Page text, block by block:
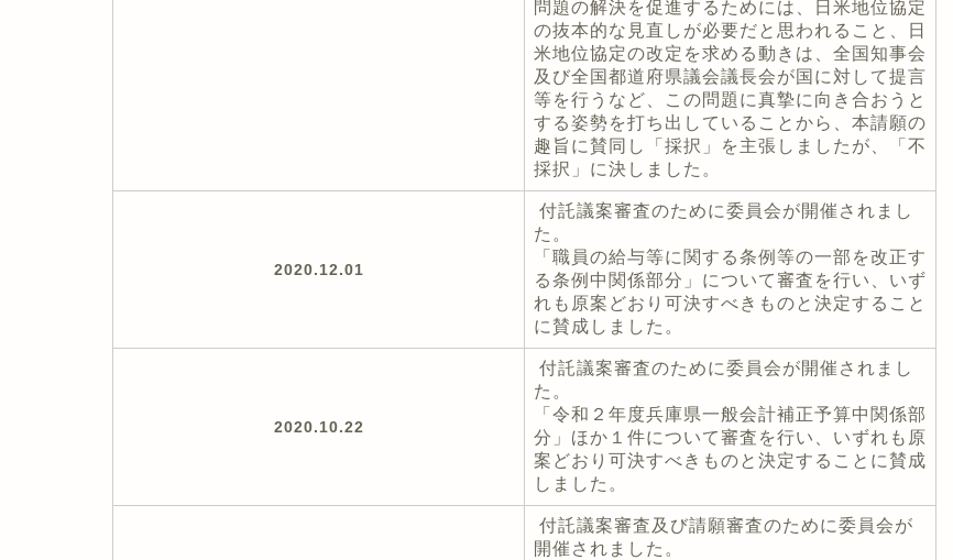
問題の解決を促進するためには、日米地位協定
の抜本的な見直しが必要だと思われること、日
米地位協定の改定を求める動きは、全国知事会
及び全国都道府県議会議長会が国に対して提言
等を行うなど、この問題に真摯に向き合おうと
する姿勢を打ち出していることから、本請願の
趣旨に賛同し「採択」を主張しましたが、「不
採択」に決しました。
2020.12.01
付託議案審査のために委員会が開催されまし
た。
「職員の給与等に関する条例等の一部を改正す
る条例中関係部分」について審査を行い、いず
れも原案どおり可決すべきものと決定すること
に賛成しました。
2020.10.22
付託議案審査のために委員会が開催されまし
た。
「令和２年度兵庫県一般会計補正予算中関係部
分」ほか１件について審査を行い、いずれも原
案どおり可決すべきものと決定することに賛成
しました。
付託議案審査及び請願審査のために委員会が
開催されました。